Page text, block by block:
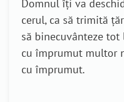
Domnul îţi va
cerul, ca să trimită
să binecuvânteze
cu împrumut multor
cu împrumut.